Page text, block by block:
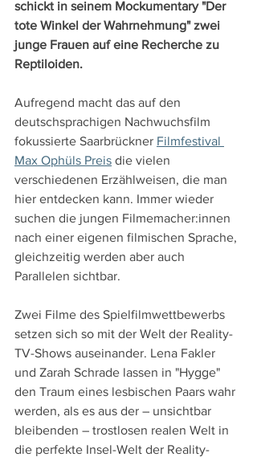
schickt in seinem Mockumentary "Der
tote Winkel der Wahrnehmung" zwei
junge Frauen auf eine Recherche zu
Reptiloiden.
Aufregend macht das auf den
deutschsprachigen Nachwuchsfilm
fokussierte Saarbrückner Filmfestival
Max Ophüls Preis die vielen
verschiedenen Erzählweisen, die man
hier entdecken kann. Immer wieder
suchen die jungen Filmemacher:innen
nach einer eigenen filmischen Sprache,
gleichzeitig werden aber auch
Parallelen sichtbar.
Zwei Filme des Spielfilmwettbewerbs
setzen sich so mit der Welt der Reality-
TV-Shows auseinander. Lena Fakler
und Zarah Schrade lassen in "Hygge"
den Traum eines lesbischen Paars wahr
werden, als es aus der – unsichtbar
bleibenden – trostlosen realen Welt in
die perfekte Insel-Welt der Reality-